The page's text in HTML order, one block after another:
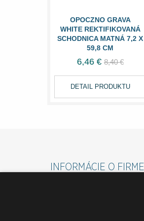
OPOCZNO GRAVA
WHITE REKTIFIKOVANÁ
SCHODNICA MATNÁ 7,2 X
59,8 CM
6,46 € 8,40 €
DETAIL PRODUKTU
INFORMÁCIE O FIRME